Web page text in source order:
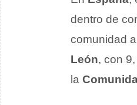
dentro de
comunidad
León, con
la